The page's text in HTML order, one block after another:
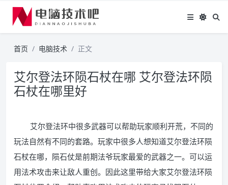
首页 电脑技术 正文
艾尔登法环陨石杖在哪 艾尔登法环陨
石杖在哪里好
艾尔登法环中很多武器可以帮助玩家顺利开荒，不同的
玩法自然有不同的套路。玩家中很多人想知道艾尔登法环陨
石杖在哪，陨石仗是前期法爷玩家最爱的武器之一。可以运
用法术攻击来让敌人重创。因此这里带给大家艾尔登法环陨